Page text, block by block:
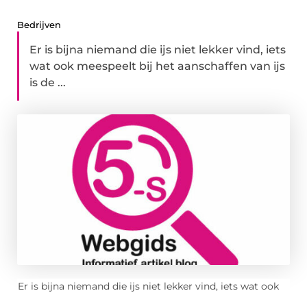
Bedrijven
Er is bijna niemand die ijs niet lekker vind, iets
wat ook meespeelt bij het aanschaffen van ijs
is de ...
Er is bijna niemand die ijs niet lekker vind, iets wat ook